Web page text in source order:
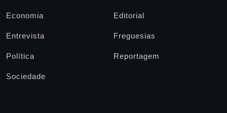
Economia Editorial
Entrevista Freguesias
Política Reportagem
Sociedade